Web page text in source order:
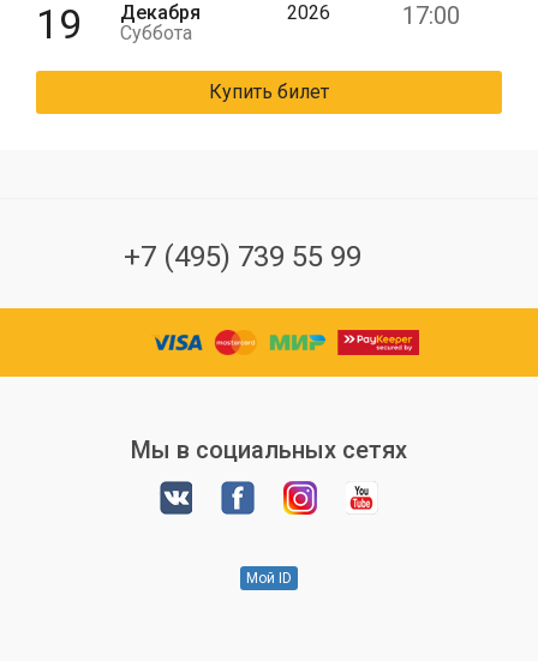
19
Декабря
Суббота
2026 17:00
Купить билет
+7 (495) 739 55 99
Мы в социальных сетях
Мой ID